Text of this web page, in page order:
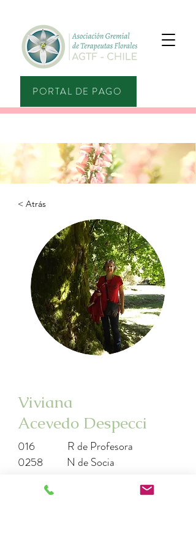
PORTAL DE PAGO
< Atrás
Viviana
Acevedo Despecci
016
0258
R de Profesora
N de Socia